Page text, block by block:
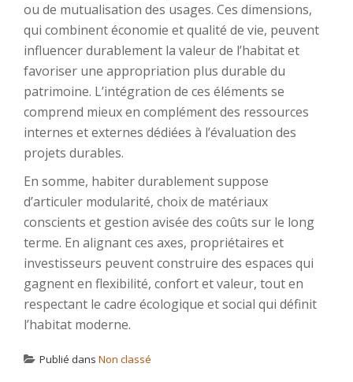
ou de mutualisation des usages. Ces dimensions,
qui combinent économie et qualité de vie, peuvent
influencer durablement la valeur de l’habitat et
favoriser une appropriation plus durable du
patrimoine. L’intégration de ces éléments se
comprend mieux en complément des ressources
internes et externes dédiées à l’évaluation des
projets durables.
En somme, habiter durablement suppose
d’articuler modularité, choix de matériaux
conscients et gestion avisée des coûts sur le long
terme. En alignant ces axes, propriétaires et
investisseurs peuvent construire des espaces qui
gagnent en flexibilité, confort et valeur, tout en
respectant le cadre écologique et social qui définit
l’habitat moderne.
Publié dans Non classé